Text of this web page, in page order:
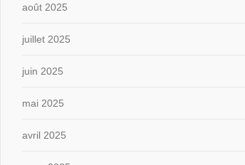
août 2025
juillet 2025
juin 2025
mai 2025
avril 2025